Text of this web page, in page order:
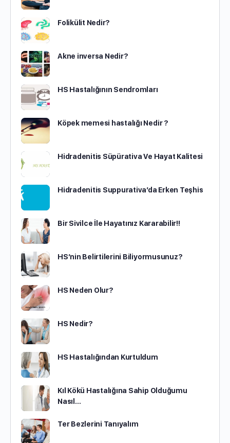
Folikülit Nedir?
Akne inversa Nedir?
HS Hastalığının Sendromları
Köpek memesi hastalığı Nedir ?
Hidradenitis Süpürativa Ve Hayat Kalitesi
Hidradenitis Suppurativa’da Erken Teşhis
Bir Sivilce İle Hayatınız Kararabilir!!
HS’nin Belirtilerini Biliyormusunuz?
HS Neden Olur?
HS Nedir?
HS Hastalığından Kurtuldum
Kıl Kökü Hastalığına Sahip Olduğumu
Nasıl…
Ter Bezlerini Tanıyalım